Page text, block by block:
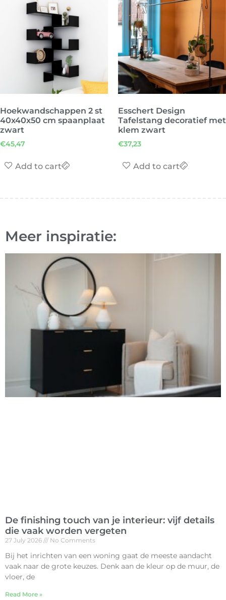
Hoekwandschappen 2 st
40x40x50 cm spaanplaat
zwart
€45,47
Add to cart
Esschert Design
Tafelstang decoratief met
klem zwart
€37,23
Add to cart
Meer inspiratie:
De finishing touch van je interieur: vijf details
die vaak worden vergeten
27 July 2026 No Comments
Bij het inrichten van een woning gaat de meeste aandacht
vaak naar de grote keuzes. Denk aan de kleur op de muur, de
vloer, de
Read More »